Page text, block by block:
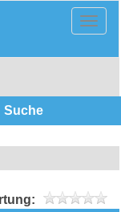
Suche